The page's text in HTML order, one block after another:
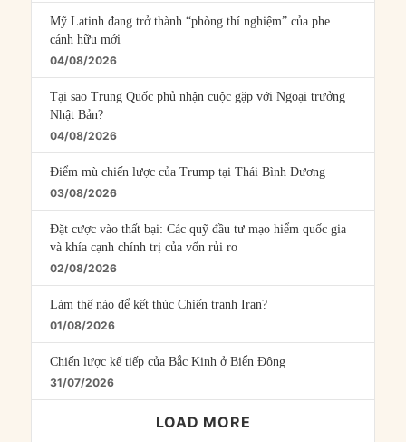
Mỹ Latinh đang trở thành “phòng thí nghiệm” của phe
cánh hữu mới
04/08/2026
Tại sao Trung Quốc phủ nhận cuộc gặp với Ngoại trưởng
Nhật Bản?
04/08/2026
Điểm mù chiến lược của Trump tại Thái Bình Dương
03/08/2026
Đặt cược vào thất bại: Các quỹ đầu tư mạo hiểm quốc gia
và khía cạnh chính trị của vốn rủi ro
02/08/2026
Làm thế nào để kết thúc Chiến tranh Iran?
01/08/2026
Chiến lược kế tiếp của Bắc Kinh ở Biển Đông
31/07/2026
LOAD MORE